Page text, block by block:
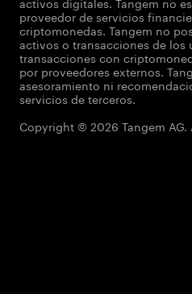
proveedor de servicios
criptomonedas. Tangem no
activos o transacciones de los
transacciones con
por proveedores externos.
asesoramiento ni
servicios de terceros.